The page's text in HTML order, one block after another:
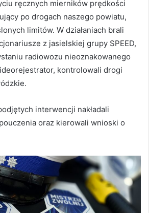
ręcznych mierników prędkości
po drogach naszego powiatu,
limitów. W działaniach brali
z jasielskiej grupy SPEED,
radiowozu nieoznakowanego
kontrolowali drogi
interwencji nakładali
oraz kierowali wnioski o